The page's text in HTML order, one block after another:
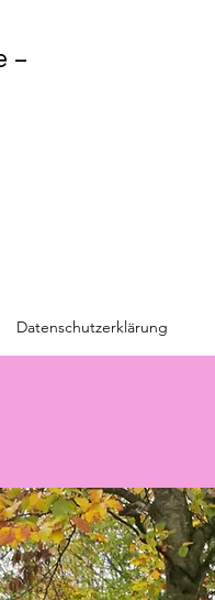
–
Datenschutzerklärung